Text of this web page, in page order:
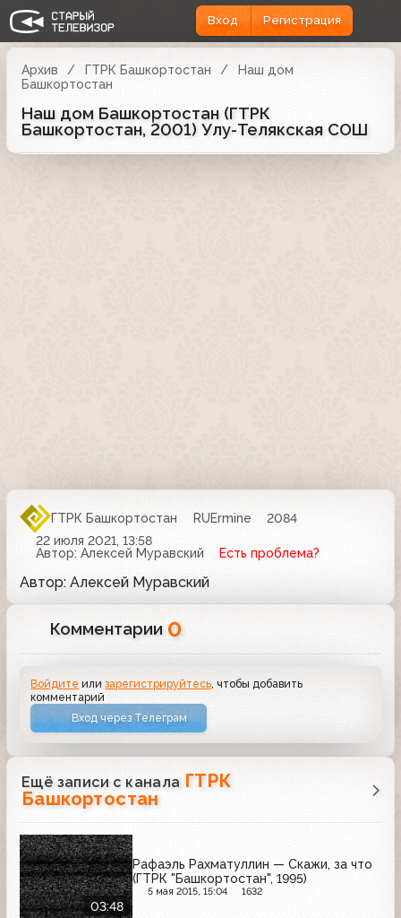
Вход Регистрация
Архив ГТРК Башкортостан
Наш дом
Башкортостан
Наш дом Башкортостан (ГТРК
Башкортостан, 2001) Улу-Телякская СОШ
ГТРК Башкортостан RUErmine
2084
22 июля 2021, 13:58
Автор: Алексей Муравский
Есть проблема?
Автор: Алексей Муравский
Комментарии 0
Войдите илизарегистрируйтесь , чтобы добавить
комментарий
Вход через Телеграм
Ещё записи с канала ГТРК
Башкортостан
03:48
Рафаэль Рахматуллин — Скажи, за что
(ГТРК "Башкортостан", 1995)
5 мая 2015, 15:04 1632